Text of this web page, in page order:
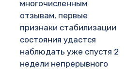
многочисленным
отзывам, первые
признаки стабилизации
состояния удастся
наблюдать уже спустя 2
недели непрерывного